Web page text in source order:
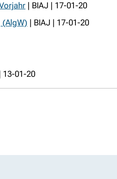
| BIAJ | 17-01-20
(AlgW) | BIAJ | 17-01-20
13-01-20